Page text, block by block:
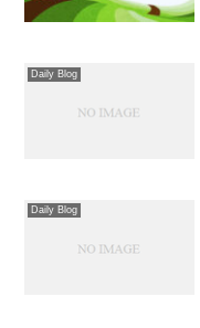
Daily Blog
Daily Blog